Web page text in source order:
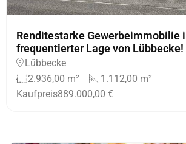
Renditestarke Gewerbeimmobilie
frequentierter Lage von Lübbecke!
Lübbecke
2.936,00 m²
1.112,00 m²
Kaufpreis889.000,00 €